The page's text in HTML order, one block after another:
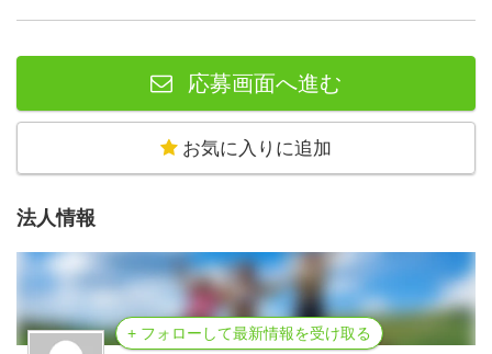
応募画面へ進む
お気に入りに追加
法人情報
+ フォローして最新情報を受け取る